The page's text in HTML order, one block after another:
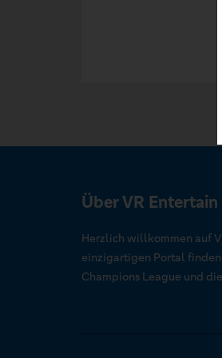
Über VR Entertain
Herzlich willkommen auf
einzigartigen Portal
Champions League und